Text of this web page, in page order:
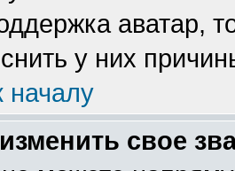
аватар,
у них
началу
свое